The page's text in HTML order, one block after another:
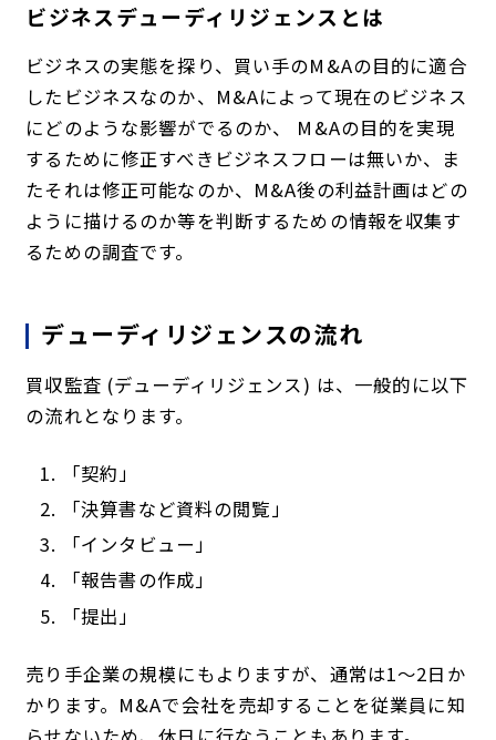
ビジネスデューディリジェンスとは
ビジネスの実態を探り、買い手のM&Aの目的に適合
したビジネスなのか、M&Aによって現在のビジネス
にどのような影響がでるのか、 M&Aの目的を実現
するために修正すべきビジネスフローは無いか、ま
たそれは修正可能なのか、M&A後の利益計画はどの
ように描けるのか等を判断するための情報を収集す
るための調査です。
デューディリジェンスの流れ
買収監査 (デューディリジェンス) は、一般的に以下
の流れとなります。
「契約」
「決算書など資料の閲覧」
「インタビュー」
「報告書の作成」
「提出」
売り手企業の規模にもよりますが、通常は1～2日か
かります。M&Aで会社を売却することを従業員に知